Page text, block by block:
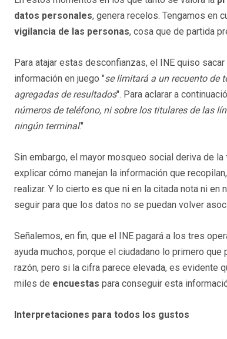
datos personales, genera recelos. Tengamos en
vigilancia de las personas, cosa que de partida
Para atajar estas desconfianzas, el INE quiso sacar
información en juego "se limitará a un recuento de
agregadas de resultados". Para aclarar a
números de teléfono, ni sobre los titulares de las
ningún terminal."
Sin embargo, el mayor mosqueo social deriva de la
explicar cómo manejan la información que
realizar. Y lo cierto es que ni en la citada nota ni en
seguir para que los datos no se puedan volver
Señalemos, en fin, que el INE pagará a los tres
ayuda muchos, porque el ciudadano lo primero
razón, pero si la cifra parece elevada, es evidente
miles de encuestas para conseguir esta
Interpretaciones para todos los gustos